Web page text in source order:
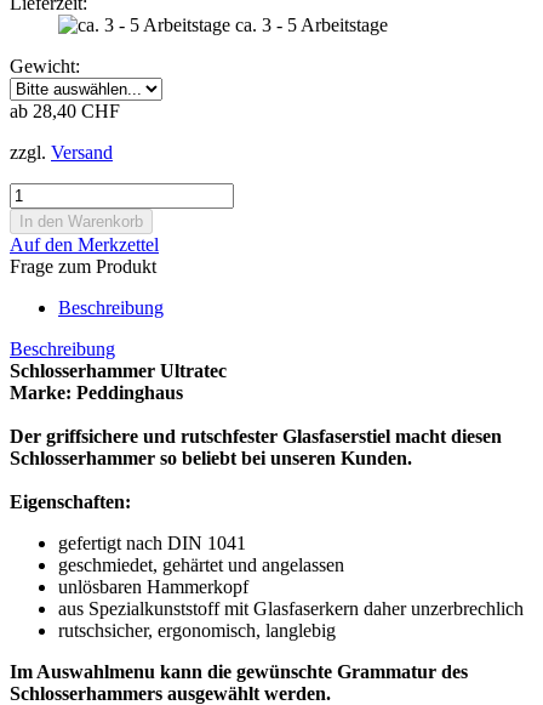
ca. 3 - 5 Arbeitstage
Gewicht:
ab 28,40 CHF
zzgl. Versand
Auf den Merkzettel
Frage zum Produkt
Beschreibung
Beschreibung
Schlosserhammer Ultratec
Marke: Peddinghaus
Der griffsichere und rutschfester Glasfaserstiel macht diesen
Schlosserhammer so beliebt bei unseren Kunden.
Eigenschaften:
gefertigt nach DIN 1041
geschmiedet, gehärtet und angelassen
unlösbaren Hammerkopf
aus Spezialkunststoff mit Glasfaserkern daher unzerbrechlich
rutschsicher, ergonomisch, langlebig
Im Auswahlmenu kann die gewünschte Grammatur des
Schlosserhammers ausgewählt werden.